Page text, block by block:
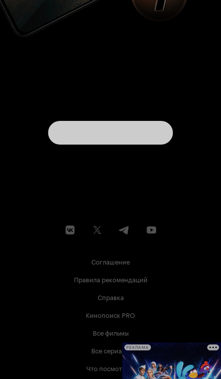
Соглашение
Правила рекомендаций
Справка
Кинопоиск PRO
Все фильмы
Все сериалы
Что посмотреть
РЕКЛАМА